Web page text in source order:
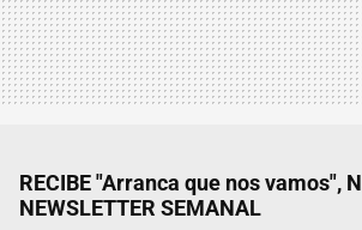
RECIBE "Arranca que nos vamos",
NEWSLETTER SEMANAL